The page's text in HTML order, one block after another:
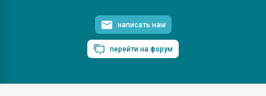
написать нам
перейти на форум